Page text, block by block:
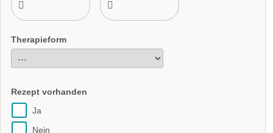
Therapieform
Rezept vorhanden
Ja
Nein